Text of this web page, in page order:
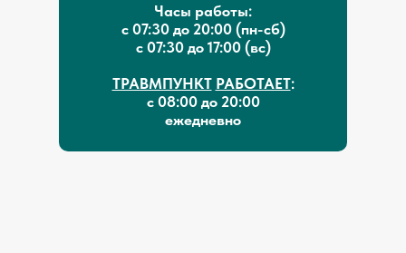
Часы работы:
с 07:30 до 20:00 (пн-сб)
с 07:30 до 17:00 (вс)
ТРАВМПУНКТ РАБОТАЕТ:
с 08:00 до 20:00
ежедневно